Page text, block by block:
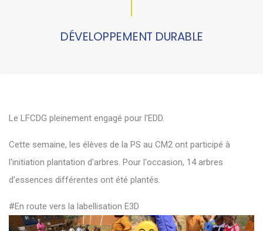
DÉVELOPPEMENT DURABLE
Le LFCDG pleinement engagé pour l'EDD.
Cette semaine, les élèves de la PS au CM2 ont participé à
l'initiation plantation d'arbres. Pour l'occasion, 14 arbres
d'essences différentes ont été plantés.
#En route vers la labellisation E3D